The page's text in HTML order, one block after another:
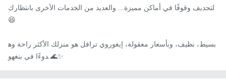
لتجديف وقوفًا في أماكن مميزة... والعديد من الخدمات الأخرى بانتظارك
😆
بسيط، نظيف، وبأسعار معقولة، إيغوروي ترافل هو منزلك الأكثر راحة وه
دوءًا في بنغهو 🌊✨